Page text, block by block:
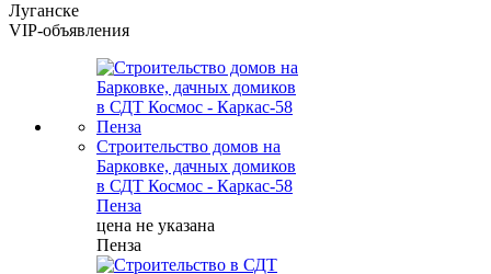
Луганске
VIP-объявления
Строительство домов на
Барковке, дачных домиков
в СДТ Космос - Каркас-58
Пенза
цена не указана
Пенза